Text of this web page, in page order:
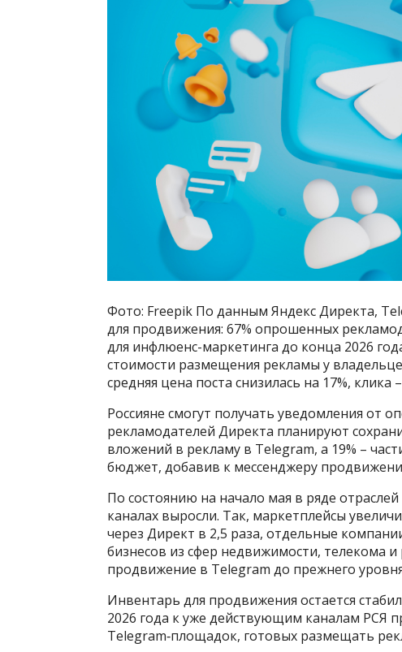
Фото: Freepik По данным Яндекс Директа,
для продвижения: 67% опрошенных
для инфлюенс-маркетинга до конца 2026
стоимости размещения рекламы у
средняя цена поста снизилась на 17%, клика
Россияне смогут получать уведомления от
рекламодателей Директа планируют
вложений в рекламу в Telegram, а 19% –
бюджет, добавив к мессенджеру
По состоянию на начало мая в ряде
каналах выросли. Так, маркетплейсы
через Директ в 2,5 раза, отдельные
бизнесов из сфер недвижимости, телекома
продвижение в Telegram до прежнего
Инвентарь для продвижения остается
2026 года к уже действующим каналам РСЯ
Telegram‑площадок, готовых размещать